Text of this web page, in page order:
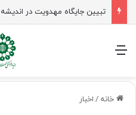
منو
خانه / اخبار